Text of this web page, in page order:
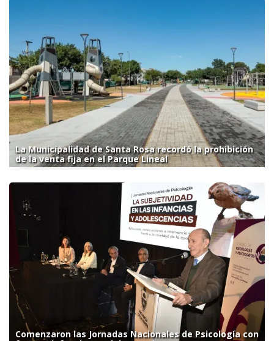
La Municipalidad de Santa Rosa recordó la prohibición
de la venta fija en el Parque Lineal
Comenzaron las Jornadas Nacionales de Psicología con